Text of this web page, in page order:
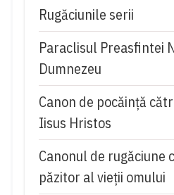
Rugăciunile serii
Paraclisul Preasfintei
Dumnezeu
Canon de pocăință
Iisus Hristos
Canonul de rugăciune
păzitor al vieții omului